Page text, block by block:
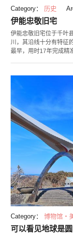
Category： 历史
伊能忠敬旧宅
伊能忠敬旧宅位于千叶
川，其沿线十分有特征
最早，用时17年完成精
屋还是由伊能忠敬本人
的样子。 在旧宅周边
合适。渡过旧宅前的樋
生和地图等资料，此外
Category： 博物馆・
可以看见地球是